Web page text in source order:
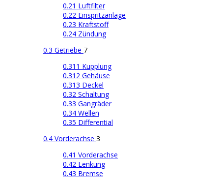
0.21 Luftfilter
0.22 Einspritzanlage
0.23 Kraftstoff
0.24 Zündung
0.3 Getriebe 7
0.311 Kupplung
0.312 Gehäuse
0.313 Deckel
0.32 Schaltung
0.33 Gangräder
0.34 Wellen
0.35 Differential
0.4 Vorderachse 3
0.41 Vorderachse
0.42 Lenkung
0.43 Bremse